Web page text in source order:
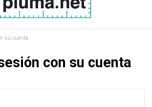
su cuenta
con su cuenta